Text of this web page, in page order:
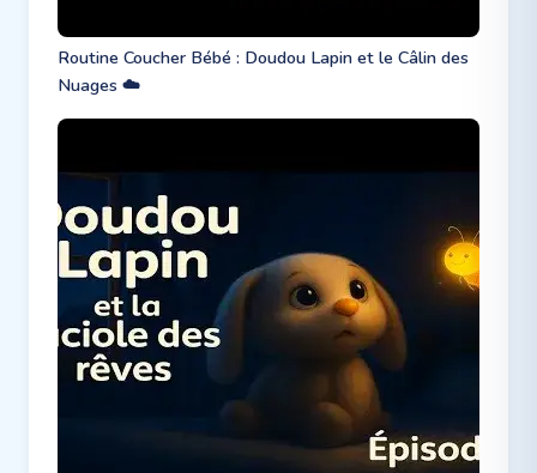
Routine Coucher Bébé : Doudou Lapin et le Câlin des
Nuages ☁️